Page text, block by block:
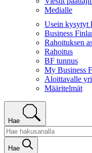
Medialle
Usein kysytyt
Business
Rahoituksen
Rahoitus
BF tunnus
My Business
Aloittavalle
Määritelmät
Hae
Hae